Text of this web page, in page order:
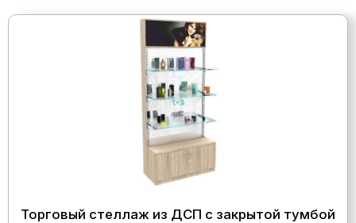
Торговый стеллаж из ДСП с закрытой тумбой